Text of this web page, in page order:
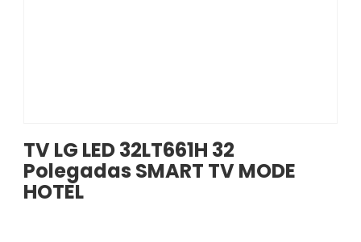
TV LG LED 32LT661H 32
Polegadas SMART TV MODE
HOTEL